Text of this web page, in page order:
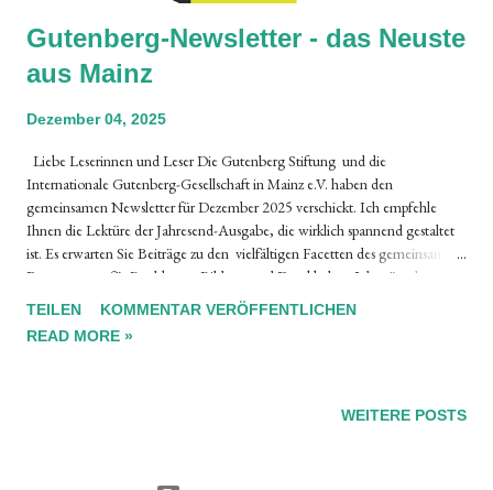
Gutenberg-Newsletter - das Neuste
aus Mainz
Dezember 04, 2025
Liebe Leserinnen und Leser Die Gutenberg Stiftung und die
Internationale Gutenberg-Gesellschaft in Mainz e.V. haben den
gemeinsamen Newsletter für Dezember 2025 verschickt. Ich empfehle
Ihnen die Lektüre der Jahresend-Ausgabe, die wirklich spannend gestaltet
ist. Es erwarten Sie Beiträge zu den vielfältigen Facetten des gemeinsamen
Engagements für Buchkunst, Bildung und Druckkultur. Ich wünsche
Ihnen viel Spass beim Lesen der Texte, die in deutscher und englischer
Newsletter 12|2025 Gem...
TEILEN
KOMMENTAR VERÖFFENTLICHEN
READ MORE »
WEITERE POSTS